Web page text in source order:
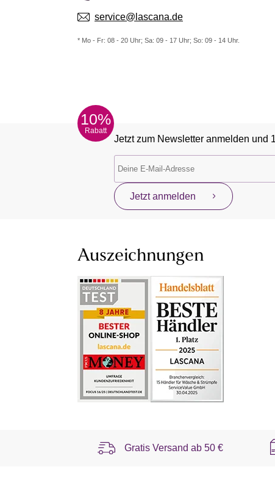
service@lascana.de
* Mo - Fr: 08 - 20 Uhr; Sa: 09 - 17 Uhr; So: 09 - 14 Uhr.
10%
Rabatt
Jetzt zum Newsletter anmelden und
Jetzt anmelden
Auszeichnungen
Gratis Versand ab50 €